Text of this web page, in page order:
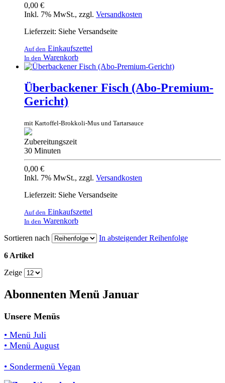
0,00 €
Inkl. 7% MwSt., zzgl. Versandkosten
Lieferzeit: Siehe Versandseite
Auf den Einkaufszettel
In den Warenkorb
Überbackener Fisch (Abo-Premium-
Gericht)
mit Kartoffel-Brokkoli-Mus und Tartarsauce
Zubereitungszeit
30 Minuten
0,00 €
Inkl. 7% MwSt., zzgl. Versandkosten
Lieferzeit: Siehe Versandseite
Auf den Einkaufszettel
In den Warenkorb
Sortieren nach
In absteigender Reihenfolge
6 Artikel
Zeige
Abonnenten Menü Januar
Unsere Menüs
• Menü Juli
• Menü August
• Sondermenü Vegan